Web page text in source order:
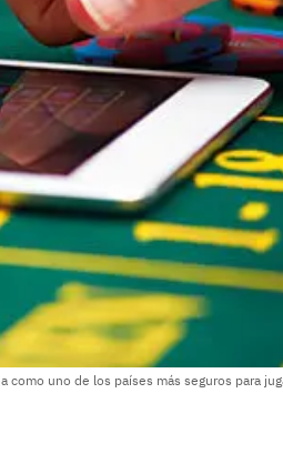
como uno de los países más seguros para